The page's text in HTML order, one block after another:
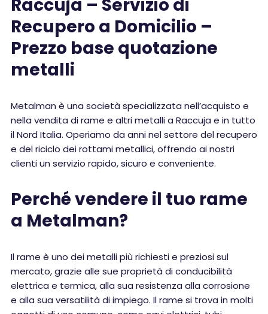
Raccuja – Servizio di
Recupero a Domicilio –
Prezzo base quotazione
metalli
Metalman è una società specializzata nell’acquisto e
nella vendita di rame e altri metalli a Raccuja e in tutto
il Nord Italia. Operiamo da anni nel settore del recupero
e del riciclo dei rottami metallici, offrendo ai nostri
clienti un servizio rapido, sicuro e conveniente.
Perché vendere il tuo rame
a Metalman?
Il rame è uno dei metalli più richiesti e preziosi sul
mercato, grazie alle sue proprietà di conducibilità
elettrica e termica, alla sua resistenza alla corrosione
e alla sua versatilità di impiego. Il rame si trova in molti